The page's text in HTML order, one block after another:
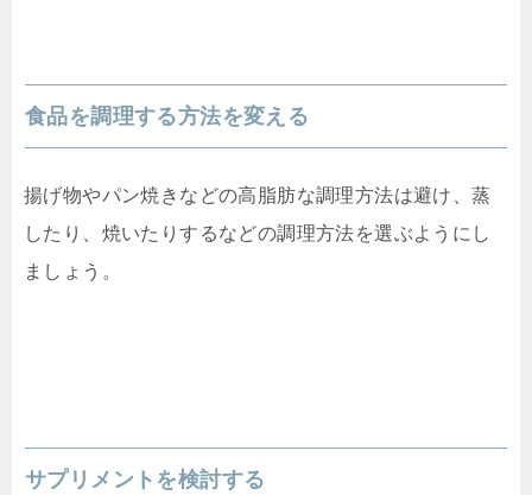
食品を調理する方法を変える
揚げ物やパン焼きなどの高脂肪な調理方法は避け、蒸
したり、焼いたりするなどの調理方法を選ぶようにし
ましょう。
サプリメントを検討する